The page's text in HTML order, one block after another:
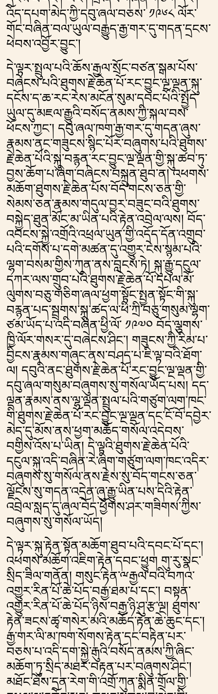
འོད་དཔག་མེད་ཀྱི་དབུ་ཞལ་བཅས་ ༡༩༦༨ ལོར་
གོང་བཞིན་བལ་ཡུལ་བརྒྱུད་རྒྱ་གར་དུ་གདན་དྲངས་
ཕེབས་འབྱོར་བྱུང༌།
དེ་ལྟར་སྤྲུལ་པའི་ཆོས་རྒྱལ་སྲོང་བཙན་སྒམ་པོས་
བཞེངས་པའི་ཐུགས་རྗེ་ཆེན་པོ་རང་བྱུང་ལྔ་ལྡན་སྐུ་
དངོས་ད་ཆ་རང་རེས་མངོན་སུམ་དབང་པོའི་སྤྱོད་
ཡུལ་དུ་མཇལ་རྒྱུའི་བསོད་ནམས་ཀྱི་སྐལ་བས་
ཕོངས་ཀྱང༌། དབུ་ཞལ་ཁག་རྒྱ་གར་དུ་གདན་ཞུས་
རྣམས་ནང་གཟུངས་སྙིང་པོར་བཞུགས་པའི་ཐུགས་
རྗེ་ཆེན་པོའི་སྐུ་བརྙན་རང་བྱུང་ལྔ་ལྡན་གྱི་སྐུ་ཚབ་ཏུ་
བྱས་ཆོག་པ་ཞིག་བཞེངས་བསྐྲུན་ཐུབ་ན། འཕགས་
མཆོག་ཐུགས་རྗེ་ཆེན་པོས་བོད་གངས་ཅན་གྱི་
སེམས་ཅན་རྣམས་གདུལ་བྱར་བཟུང་བའི་ཐུགས་
བསྐྱེད་ཐུན་མོང་མ་ཡིན་པའི་རྟེན་འབྲེལ་ལས། བོད་
འབངས་སྐྱེ་འགྲོའི་འཕྲལ་ཡུན་གྱི་འདོད་དོན་འགྲུབ་
པའི་དགོས་པ་དགེ་མཚན་དུ་འགྱུར་ངེས་སྙམ་པའི་
ལྷག་བསམ་གྱིས་ཀུན་ནས་བླངས་ཏེ། སྐུ་རྒྱུ་དངུལ་
དཀར་ལས་གྲུབ་པའི་ཐུགས་རྗེ་ཆེན་པོ་དཔལ་མོ་
ལུགས་བཅུ་གཅིག་ཞལ་ཕྱག་སྟོང་སྤྱན་སྟོང་གི་སྐུ་
བརྙན་པད་སྦྲགས་སྐུ་ཚད་ལ་ཕི་ཀྲི་བཅུ་གསུམ་ལྷག་
ཙམ་ཡོད་པ་འདི་བཞིན་ཕྱི་ལོ་ ༡༩༧༠ བོད་ལྕགས་
ཁྱི་ལོར་གསར་དུ་བཞེངས་ཤིང༌། གཟུངས་ཀྱི་རིམ་པ་
བྱིངས་རྣམས་གཞུང་ནས་བཤད་པ་ཇི་ལྟ་བའི་ཐོག་
ལ། དབུའི་ནང་ཐུགས་རྗེ་ཆེན་པོ་རང་བྱུང་ལྔ་ལྡན་གྱི་
དབུ་ཞལ་གསུམ་བཞུགས་སུ་གསོལ་ཡོད་པས། དད་
ལྡན་རྣམས་ནས་ལྷ་ལྡན་སྤྲུལ་པའི་གཙུག་ལག་ཁང་
གི་ཐུགས་རྗེ་ཆེན་པོ་རང་བྱུང་ལྔ་ལྡན་དང་ངོ་བོ་དབྱེར་
མེད་དུ་མོས་ནས་ཕྱག་མཆོད་གསོལ་འདེབས་
བགྱིས་འོས་པ་ཡིན། དེ་ལྟའི་ཐུགས་རྗེ་ཆེན་པོའི་
དངུལ་སྐུ་འདི་བཞིན་རེ་ཞིག་གཙུག་ལག་ཁང་འདིར་
བཞུགས་སུ་གསོལ་ནས་རྗེས་སུ་བོད་གངས་ཅན་
ལྗོངས་སུ་གདན་འདྲེན་ཞུ་རྒྱུ་ཡིན་པས་དེའི་རྟེན་
འབྲེལ་སླད་དུ་ཞལ་བོད་ཕྱོགས་ཤར་གཟིགས་ཀྱིས་
བཞུགས་སུ་གསོལ་ཡོད།
དེ་ལྟར་སྐུ་རྟེན་སྟོན་མཆོག་ཐུབ་པའི་དབང་པོ་དང༌།
འཕགས་མཆོག་འཇིག་རྟེན་དབང་ཕྱུག གུ་རུ་སྣང་
སྲིད་ཟིལ་གནོན། གསུང་རྟེན་ྋརྒྱལ་བའི་བཀའ་
འགྱུར་རིན་པོ་ཆེ་པོད་བརྒྱ་ཐམ་པ་དང༌། བསྟན་
འགྱུར་རིན་པོ་ཆེ་པོད་ཉིས་བརྒྱ་ཉི་ཤུ་རྩ་ལྔ། ཐུགས་
རྟེན་ཟངས་ཚྭ་གསེར་མའི་མཆོད་རྟེན་ཆེ་ཆུང་དང༌།
རྒྱ་གར་ལི་མ་ཁག་སོགས་རྟེན་དང་བརྟེན་པར་
བཅས་པ་འདི་དག་སྐྱེ་རྒུའི་བསོད་ནམས་ཀྱི་ཞིང་
མཆོག་ཏུ་སྲིད་མཐར་བརྟན་པར་བཞུགས་ཤིང༌།
མཐོང་ཐོས་དྲན་རེག་གི་འགྲོ་ཀུན་སྨིན་གྲོལ་གྱི་